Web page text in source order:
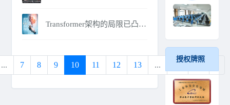
Transformer架构的局限已凸显，被取代还有多久？
... 7 8 9 10 11 12 13 ... 18 19
授权牌照